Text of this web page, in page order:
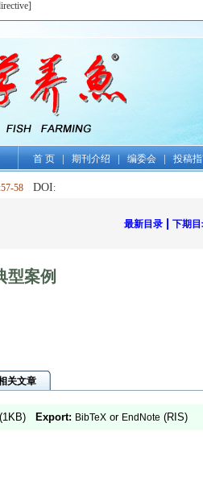
首 页| 期刊介绍 | 编委会 | 投稿
:57-58 DOI:
最新目录 | 下期
型案例
关文章
(1KB) Export: BibTeX or EndNote (RIS)